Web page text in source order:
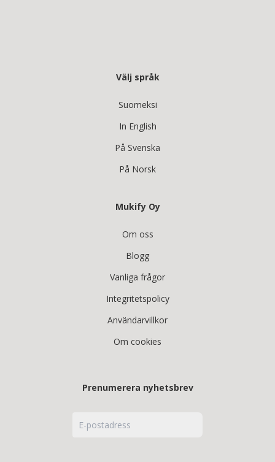
Välj språk
Suomeksi
In English
På Svenska
På Norsk
Mukify Oy
Om oss
Blogg
Vanliga frågor
Integritetspolicy
Användarvillkor
Om cookies
Prenumerera nyhetsbrev